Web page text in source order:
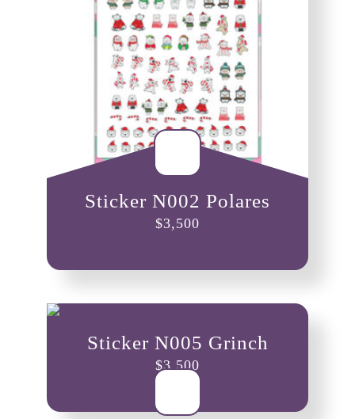
Sticker N002 Polares
$3,500
Sticker N005 Grinch
$3,500